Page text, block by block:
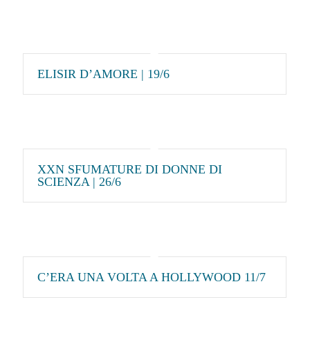
ELISIR D’AMORE | 19/6
XXN SFUMATURE DI DONNE DI
SCIENZA | 26/6
C’ERA UNA VOLTA A HOLLYWOOD 11/7